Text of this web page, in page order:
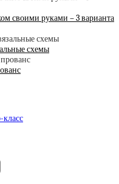
своими руками – 3 варианта
схемы
класс